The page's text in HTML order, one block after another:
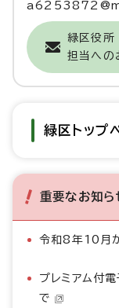
緑区役所
担当への
緑区トップ
重要なお知ら
令和8年10月
プレミアム付
で